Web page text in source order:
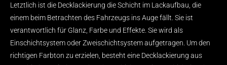
Letztlich ist die Decklackierung die Schicht im Lackaufbau, die
einem beim Betrachten des Fahrzeugs ins Auge fällt. Sie ist
verantwortlich für Glanz, Farbe und Effekte. Sie wird als
Einschichtsystem oder Zweischichtsystem aufgetragen. Um den
richtigen Farbton zu erzielen, besteht eine Decklackierung aus